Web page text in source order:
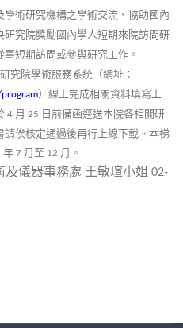
術研究機構之學術交流、協助國內
究院獎勵國內學人短期來院訪問研
短期訪問或參與研究工作。
究院學術服務系統（網址：
）線上完成相關資料填寫上
4 月 25 日前備函逕送本院各相關研
俟核定通過後再行上線下載。本梯
年 7 月至 12 月。
及儀器事務處 王敏瑄小姐 02-